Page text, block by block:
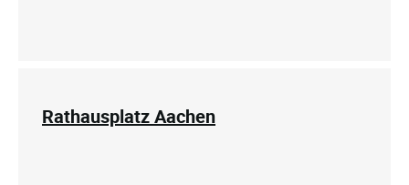
Rathausplatz Aachen